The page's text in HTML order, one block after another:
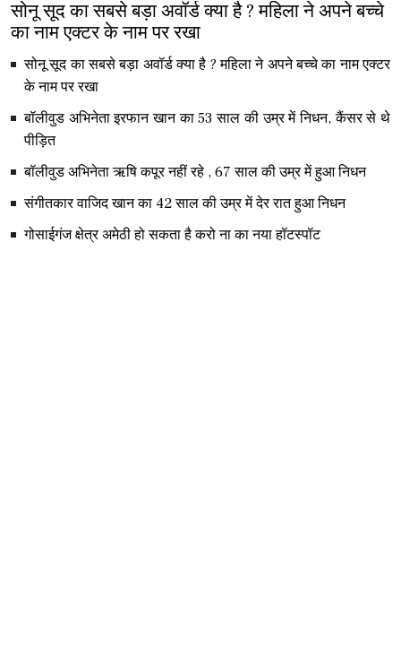
सोनू सूद का सबसे बड़ा अवॉर्ड क्या है ? महिला ने अपने बच्चे
का नाम एक्टर के नाम पर रखा
सोनू सूद का सबसे बड़ा अवॉर्ड क्या है ? महिला ने अपने बच्चे का नाम एक्टर
के नाम पर रखा
बॉलीवुड अभिनेता इरफान खान का 53 साल की उम्र में निधन, कैंसर से थे
पीड़ित
बॉलीवुड अभिनेता ऋषि कपूर नहीं रहे , 67 साल की उम्र में हुआ निधन
संगीतकार वाजिद खान का 42 साल की उम्र में देर रात हुआ निधन
गोसाईगंज क्षेत्र अमेठी हो सकता है करो ना का नया हॉटस्पॉट